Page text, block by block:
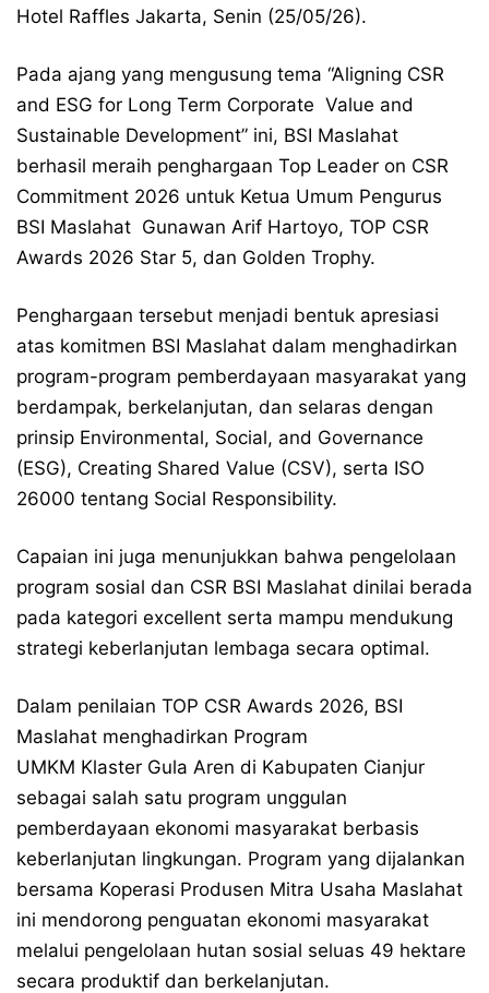
Hotel Raffles Jakarta, Senin (25/05/26).
Pada ajang yang mengusung tema “Aligning CSR
and ESG for Long Term Corporate Value and
Sustainable Development” ini, BSI Maslahat
berhasil meraih penghargaan Top Leader on CSR
Commitment 2026 untuk Ketua Umum Pengurus
BSI Maslahat Gunawan Arif Hartoyo, TOP CSR
Awards 2026 Star 5, dan Golden Trophy.
Penghargaan tersebut menjadi bentuk apresiasi
atas komitmen BSI Maslahat dalam menghadirkan
program-program pemberdayaan masyarakat yang
berdampak, berkelanjutan, dan selaras dengan
prinsip Environmental, Social, and Governance
(ESG), Creating Shared Value (CSV), serta ISO
26000 tentang Social Responsibility.
Capaian ini juga menunjukkan bahwa pengelolaan
program sosial dan CSR BSI Maslahat dinilai berada
pada kategori excellent serta mampu mendukung
strategi keberlanjutan lembaga secara optimal.
Dalam penilaian TOP CSR Awards 2026, BSI
Maslahat menghadirkan Program
UMKM Klaster Gula Aren di Kabupaten Cianjur
sebagai salah satu program unggulan
pemberdayaan ekonomi masyarakat berbasis
keberlanjutan lingkungan. Program yang dijalankan
bersama Koperasi Produsen Mitra Usaha Maslahat
ini mendorong penguatan ekonomi masyarakat
melalui pengelolaan hutan sosial seluas 49 hektare
secara produktif dan berkelanjutan.